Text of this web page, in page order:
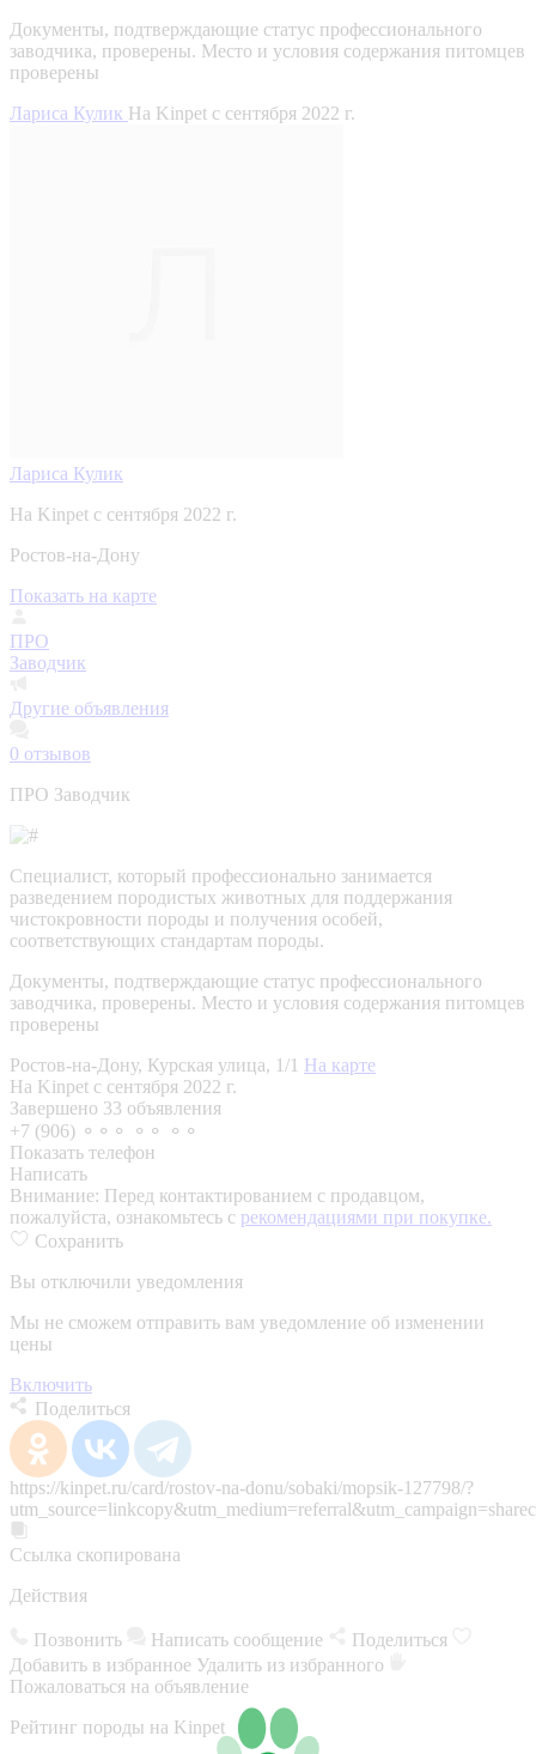
Документы, подтверждающие статус профессионального
заводчика, проверены. Место и условия содержания питомцев
проверены
Лариса Кулик На Kinpet c сентября 2022 г.
Лариса Кулик
На Kinpet c сентября 2022 г.
Ростов-на-Дону
Показать на карте
ПРО
Заводчик
Другие объявления
0 отзывов
ПРО Заводчик
Специалист, который профессионально занимается
разведением породистых животных для поддержания
чистокровности породы и получения особей,
соответствующих стандартам породы.
Документы, подтверждающие статус профессионального
заводчика, проверены. Место и условия содержания питомцев
проверены
Ростов-на-Дону, Курская улица, 1/1 На карте
На Kinpet c сентября 2022 г.
Завершено 33 объявления
+7 (906) ⚬⚬⚬ ⚬⚬ ⚬⚬
Показать телефон
Написать
Внимание: Перед контактированием с продавцом,
пожалуйста, ознакомьтесь с рекомендациями при покупке.
Сохранить
Вы отключили уведомления
Мы не сможем отправить вам уведомление об изменении
цены
Включить
Поделиться
https://kinpet.ru/card/rostov-na-donu/sobaki/mopsik-127798/?
Ссылка скопирована
Действия
Позвонить Написать сообщение
Поделиться
Добавить в избранное Удалить из избранного
Пожаловаться на объявление
Рейтинг породы на Kinpet